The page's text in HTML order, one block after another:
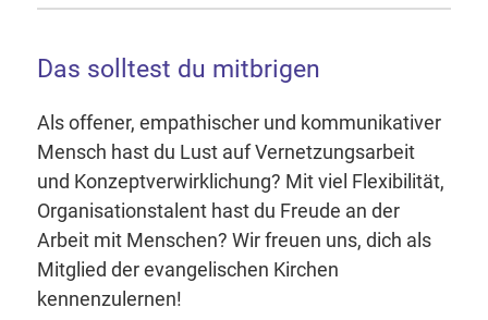
Das solltest du mitbrigen
Als offener, empathischer und kommunikativer
Mensch hast du Lust auf Vernetzungsarbeit
und Konzeptverwirklichung? Mit viel Flexibilität,
Organisationstalent hast du Freude an der
Arbeit mit Menschen? Wir freuen uns, dich als
Mitglied der evangelischen Kirchen
kennenzulernen!